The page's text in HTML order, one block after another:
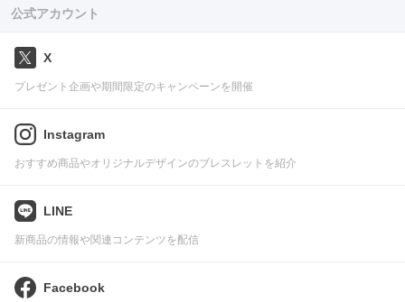
公式アカウント
X
プレゼント企画や期間限定のキャンペーンを開催
Instagram
おすすめ商品やオリジナルデザインのブレスレットを紹介
LINE
新商品の情報や関連コンテンツを配信
Facebook